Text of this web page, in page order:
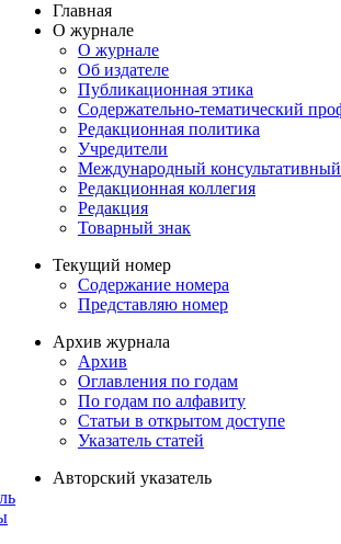
Главная
О журнале
О журнале
Об издателе
Публикационная этика
Содержательно-тематический
Редакционная политика
Учредители
Международный консультативный
Редакционная коллегия
Редакция
Товарный знак
Текущий номер
Содержание номера
Представляю номер
Архив журнала
Архив
Оглавления по годам
По годам по алфавиту
Статьи в открытом доступе
Указатель статей
Авторский указатель